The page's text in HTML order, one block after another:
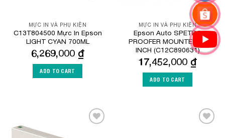
MỰC IN VÀ PHỤ KIỆN
C13T804500 Mực In Epson
LIGHT CYAN 700ML
6,269,000 ₫
ADD TO CART
MỰC IN VÀ PHỤ KIỆN
Epson Auto SPETRO
PROOFER MOUNTER 17
INCH (C12C890631)
17,452,000 ₫
ADD TO CART